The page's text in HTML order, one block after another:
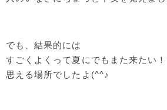
でも、結果的には
すごくよくって夏にでもまた来たい！
思える場所でしたよ(^^♪